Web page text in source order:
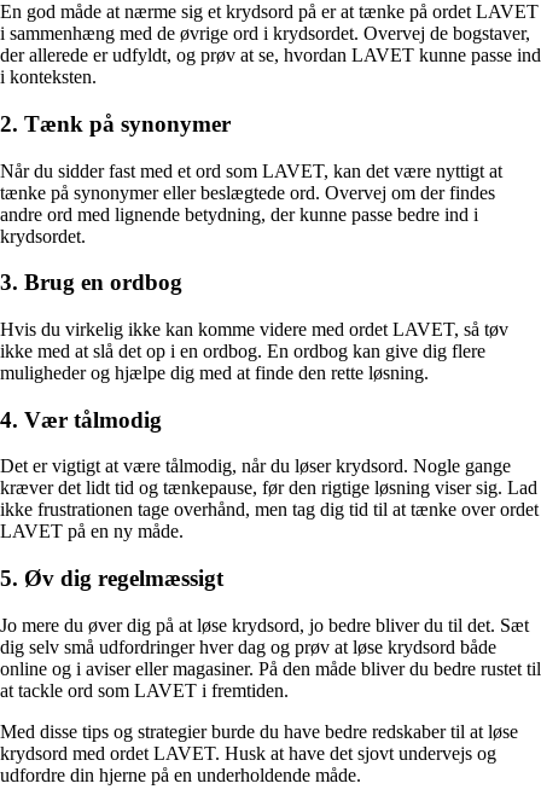
En god måde at nærme sig et krydsord på er at tænke på ordet LAVET
i sammenhæng med de øvrige ord i krydsordet. Overvej de bogstaver,
der allerede er udfyldt, og prøv at se, hvordan LAVET kunne passe ind
i konteksten.
2. Tænk på synonymer
Når du sidder fast med et ord som LAVET, kan det være nyttigt at
tænke på synonymer eller beslægtede ord. Overvej om der findes
andre ord med lignende betydning, der kunne passe bedre ind i
krydsordet.
3. Brug en ordbog
Hvis du virkelig ikke kan komme videre med ordet LAVET, så tøv
ikke med at slå det op i en ordbog. En ordbog kan give dig flere
muligheder og hjælpe dig med at finde den rette løsning.
4. Vær tålmodig
Det er vigtigt at være tålmodig, når du løser krydsord. Nogle gange
kræver det lidt tid og tænkepause, før den rigtige løsning viser sig. Lad
ikke frustrationen tage overhånd, men tag dig tid til at tænke over ordet
LAVET på en ny måde.
5. Øv dig regelmæssigt
Jo mere du øver dig på at løse krydsord, jo bedre bliver du til det. Sæt
dig selv små udfordringer hver dag og prøv at løse krydsord både
online og i aviser eller magasiner. På den måde bliver du bedre rustet til
at tackle ord som LAVET i fremtiden.
Med disse tips og strategier burde du have bedre redskaber til at løse
krydsord med ordet LAVET. Husk at have det sjovt undervejs og
udfordre din hjerne på en underholdende måde.